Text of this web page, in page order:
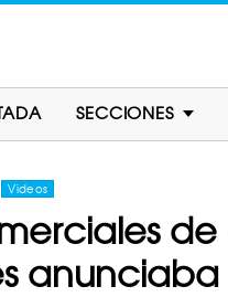
SECCIONES
Videos